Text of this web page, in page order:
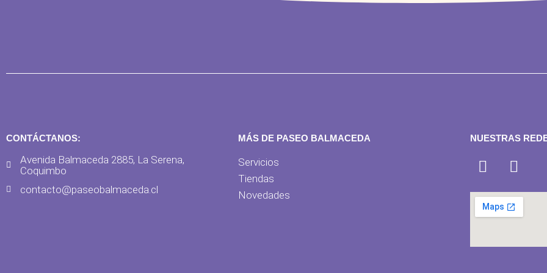
CONTÁCTANOS:
Avenida Balmaceda 2885, La Serena,
Coquimbo
contacto@paseobalmaceda.cl
MÁS DE PASEO BALMACEDA
Servicios
Tiendas
Novedades
NUESTRAS